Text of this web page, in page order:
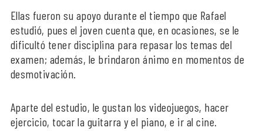
Ellas fueron su apoyo durante el tiempo que Rafael
estudió, pues el joven cuenta que, en ocasiones, se le
dificultó tener disciplina para repasar los temas del
examen; además, le brindaron ánimo en momentos de
desmotivación.
Aparte del estudio, le gustan los videojuegos, hacer
ejercicio, tocar la guitarra y el piano, e ir al cine.